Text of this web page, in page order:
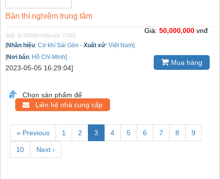
Bàn thí nghiệm trung tâm
[Mã: G-55550-50] [xem: 1705]
[Nhãn hiệu: Cơ khí Sài Gòn - Xuất xứ: Việt Nam]
[Nơi bán: Hồ Chí Minh]
2023-05-05 16:29:04]
Giá: 50,000,000 vnđ
Mua hàng
Chọn sản phẩm để
Liên hệ nhà cung cấp
« Previous 1 2 3 4 5 6 7 8 9
10 Next ›